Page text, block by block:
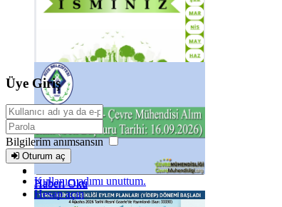
Haberi Oku
Haberi Oku
Üye Giriş
Bilgilerim anımsansın
Oturum aç
Kullanıcı adımı unuttum.
Hesap açın